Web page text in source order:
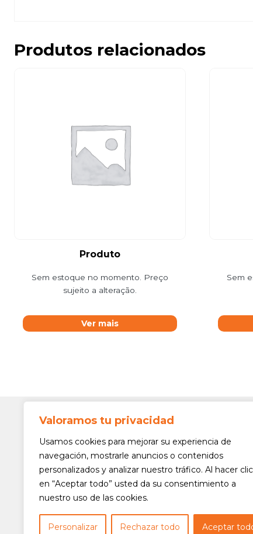
Valoramos tu privacidad
Usamos cookies para mejorar su experiencia de
navegación, mostrarle anuncios o contenidos
personalizados y analizar nuestro tráfico. Al hacer clic
en “Aceptar todo” usted da su consentimiento a
nuestro uso de las cookies.
Personalizar Rechazar todo Aceptar
Produtos relacionados
Produto
Sem estoque no momento. Preço
sujeito a alteração.
Ver mais
Sem
Siga-nos!
Av.
São
(11)
(11)